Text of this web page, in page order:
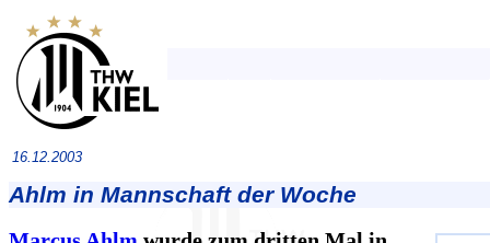
16.12.2003
Ahlm in Mannschaft der Woche